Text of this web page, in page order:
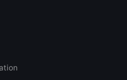
rejseoplevelse,
hvilket giver en dybere